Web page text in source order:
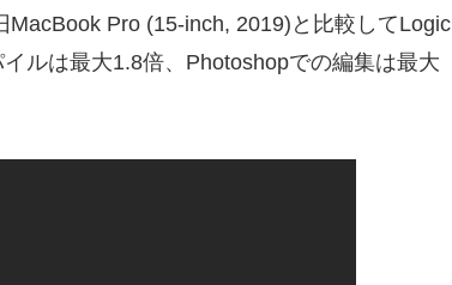
Pro (15-inch, 2019)と比較してLogic
ルは最大1.8倍、Photoshopでの編集は最大